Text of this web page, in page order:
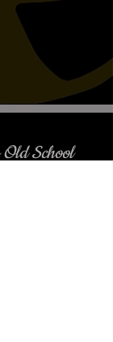
Old School